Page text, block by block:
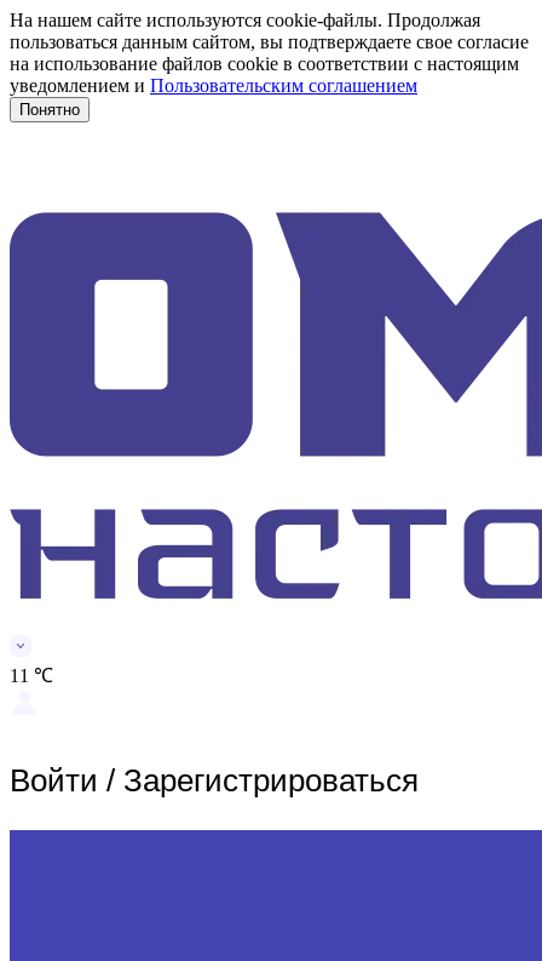
На нашем сайте используются cookie-файлы. Продолжая
пользоваться данным сайтом, вы подтверждаете свое согласие
на использование файлов cookie в соответствии с настоящим
уведомлением и Пользовательским соглашением
Понятно
11 ℃
Войти / Зарегистрироваться